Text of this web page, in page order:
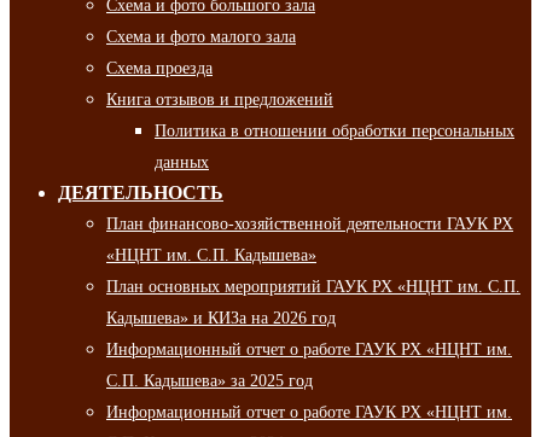
Схема и фото большого зала
Схема и фото малого зала
Схема проезда
Книга отзывов и предложений
Политика в отношении обработки персональных
данных
ДЕЯТЕЛЬНОСТЬ
План финансово-хозяйственной деятельности ГАУК РХ
«НЦНТ им. С.П. Кадышева»
План основных мероприятий ГАУК РХ «НЦНТ им. С.П.
Кадышева» и КИЗа на 2026 год
Информационный отчет о работе ГАУК РХ «НЦНТ им.
С.П. Кадышева» за 2025 год
Информационный отчет о работе ГАУК РХ «НЦНТ им.